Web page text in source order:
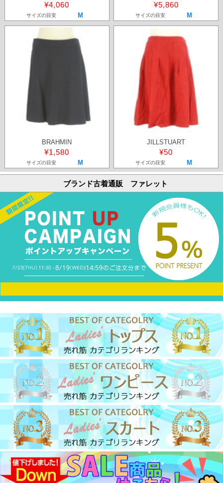
¥4,060
サイズの目安 M
¥5,860
サイズの目安 M
BRAHMIN
¥1,580
サイズの目安 M
JILLSTUART
¥50
サイズの目安 M
ブランド古着通販 ファレット